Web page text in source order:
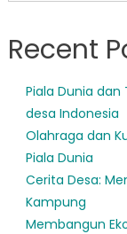
Recent
Piala Dunia dan
desa Indonesia
Olahraga dan
Piala Dunia
Cerita Desa:
Kampung
Membangun